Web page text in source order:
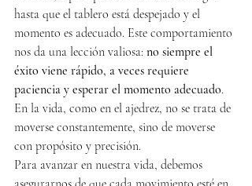
hasta que el tablero está despejado y el
momento es adecuado. Este comportamiento
nos da una lección valiosa: no siempre el
éxito viene rápido, a veces requiere
paciencia y esperar el momento adecuado.
En la vida, como en el ajedrez, no se trata de
moverse constantemente, sino de moverse
con propósito y precisión.
Para avanzar en nuestra vida, debemos